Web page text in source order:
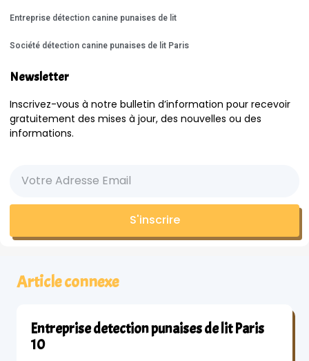
Entreprise détection canine punaises de lit
Société détection canine punaises de lit Paris
Newsletter
Inscrivez-vous à notre bulletin d’information pour recevoir
gratuitement des mises à jour, des nouvelles ou des
informations.
S'inscrire
Article connexe
Entreprise detection punaises de lit Paris
10